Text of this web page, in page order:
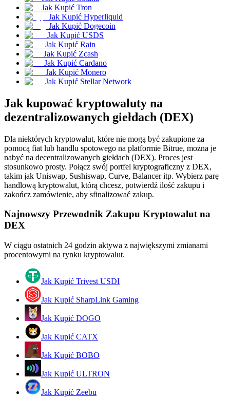
Kontrakty futures wykorzystujące USDC jako zabezpieczenie
Kopiowanie Transakcji
Ciesz się podziałem zysków i prowizjami z kopiowania
transakcji
Informacja
Analiza Big Data, w tym informacje handlowe itp.
Jak Kupić Tron
Jak Kupić Hyperliquid
Jak Kupić Dogecoin
Jak Kupić USDS
Jak Kupić Rain
Jak Kupić Zcash
Jak Kupić Cardano
Jak Kupić Monero
Jak Kupić Stellar Network
Jak kupować kryptowaluty na
dezentralizowanych giełdach (DEX)
Dla niektórych kryptowalut, które nie mogą być zakupione za
pomocą fiat lub handlu spotowego na platformie Bitrue, można je
nabyć na decentralizowanych giełdach (DEX). Proces jest
stosunkowo prosty. Połącz swój portfel kryptograficzny z DEX,
takim jak Uniswap, Sushiswap, Curve, Balancer itp. Wybierz parę
handlową kryptowalut, którą chcesz, potwierdź ilość zakupu i
zakończ zamówienie, aby sfinalizować zakup.
Najnowszy Przewodnik Zakupu Kryptowalut na
DEX
W ciągu ostatnich 24 godzin aktywa z największymi zmianami
procentowymi na rynku kryptowalut.
Jak Kupić Trivest USDI
Jak Kupić SharpLink Gaming
Jak Kupić DOGO
Jak Kupić CATX
Jak Kupić BOBO
Jak Kupić ULTRON
Jak Kupić Zeebu